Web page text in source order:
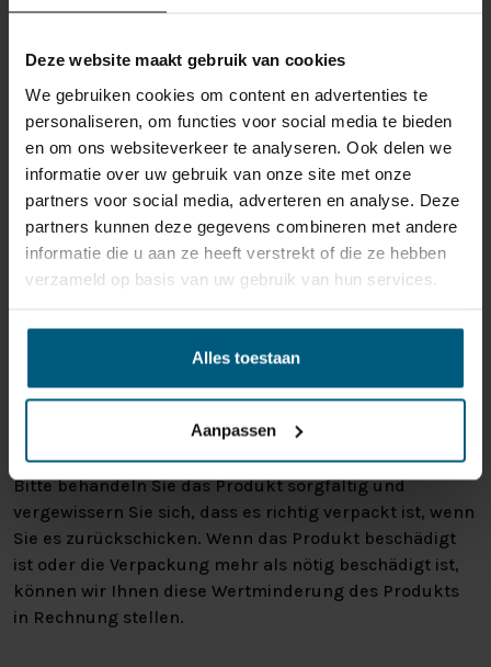
Deze website maakt gebruik van cookies
We gebruiken cookies om content en advertenties te
personaliseren, om functies voor social media te bieden
en om ons websiteverkeer te analyseren. Ook delen we
informatie over uw gebruik van onze site met onze
partners voor social media, adverteren en analyse. Deze
partners kunnen deze gegevens combineren met andere
informatie die u aan ze heeft verstrekt of die ze hebben
verzameld op basis van uw gebruik van hun services.
Alles toestaan
Aanpassen
ONS RETOURBELEID
Individuell gestaltete Artikel wie Matratzen,
Lattenroste, Obermatratzen und Boxspring-
Sets fallen NICHT unter die
Rückgabebestimmungen und können von
uns nicht zurückgenommen werden.
Manchmal möchten Sie vielleicht eine Bestellung
zurückgeben. Vielleicht, weil Ihnen das Produkt nicht
warum Sie die Bestellung nicht wünschen. In jedem Fall
haben Sie das Recht, Ihre Bestellung bis zu
nach Erhalt ohne Angabe von Gründen zu widerrufen.
Bitte behandeln Sie das Produkt sorgfältig und
vergewissern Sie sich, dass es richtig verpackt ist, wenn
Sie es zurückschicken. Wenn das Produkt beschädigt
ist oder die Verpackung mehr als nötig beschädigt ist,
können wir Ihnen diese Wertminderung des Produkts
in Rechnung stellen.